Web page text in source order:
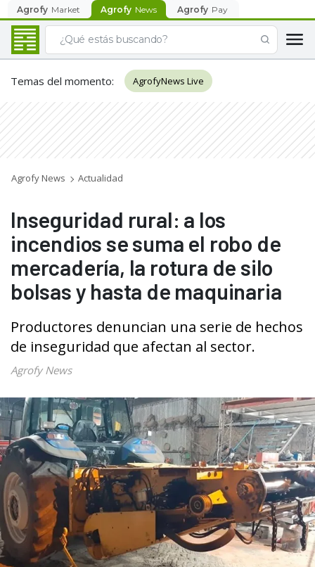
Agrofy Market Agrofy News Agrofy Pay
Temas del momento: AgrofyNews Live
Agrofy News Actualidad
Inseguridad rural: a los
incendios se suma el robo de
mercadería, la rotura de silo
bolsas y hasta de maquinaria
Productores denuncian una serie de hechos
de inseguridad que afectan al sector.
Agrofy News